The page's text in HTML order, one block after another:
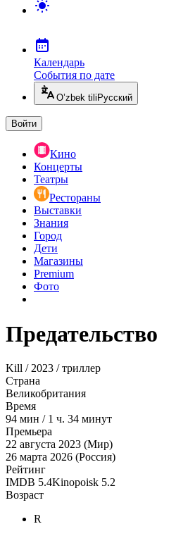
Календарь
События по дате
O’zbek tili Русский
Войти
Кино
Концерты
Театры
Рестораны
Выставки
Знания
Город
Дети
Магазины
Premium
Фото
Предательство
Kill / 2023 / триллер
Страна
Великобритания
Время
94 мин / 1 ч. 34 минут
Премьера
22 августа 2023 (Мир)
26 марта 2026 (Россия)
Рейтинг
IMDB 5.4Kinopoisk 5.2
Возраст
R